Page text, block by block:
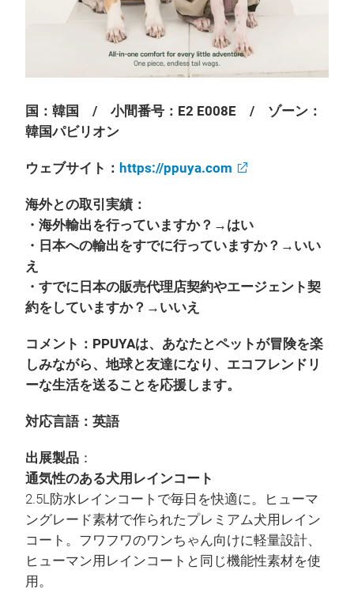
国：韓国 / 小間番号：E2 E008E / ゾーン：
韓国パビリオン
ウェブサイト： https://ppuya.com
海外との取引実績：
・海外輸出を行っていますか？→はい
・日本への輸出をすでに行っていますか？→いい
え
・すでに日本の販売代理店契約やエージェント契
約をしていますか？→いいえ
コメント：PPUYAは、あなたとペットが冒険を楽
しみながら、地球と友達になり、エコフレンドリ
ーな生活を送ることを応援します。
対応言語：英語
出展製品 ：
通気性のある犬用レインコート
2.5L防水レインコートで毎日を快適に。ヒューマ
ングレード素材で作られたプレミアム犬用レイン
コート。フワフワのワンちゃん向けに軽量設計、
ヒューマン用レインコートと同じ機能性素材を使
用。